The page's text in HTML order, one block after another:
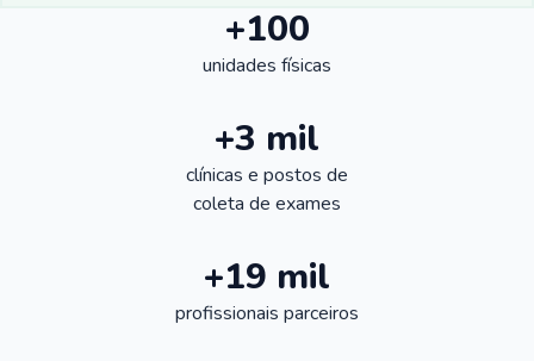
+100
unidades físicas
+3 mil
clínicas e postos de
coleta de exames
+19 mil
profissionais parceiros